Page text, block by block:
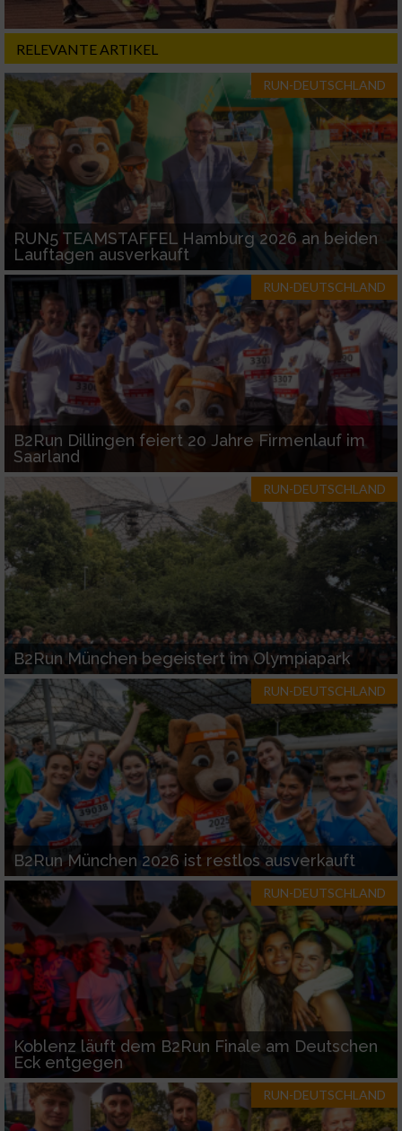
RELEVANTE ARTIKEL
RUN-DEUTSCHLAND
RUN5 TEAMSTAFFEL Hamburg 2026 an beiden
Lauftagen ausverkauft
RUN-DEUTSCHLAND
B2Run Dillingen feiert 20 Jahre Firmenlauf im
Saarland
RUN-DEUTSCHLAND
B2Run München begeistert im Olympiapark
RUN-DEUTSCHLAND
B2Run München 2026 ist restlos ausverkauft
RUN-DEUTSCHLAND
Koblenz läuft dem B2Run Finale am Deutschen
Eck entgegen
RUN-DEUTSCHLAND
Notwendig
Performance
Funktional
Werbung